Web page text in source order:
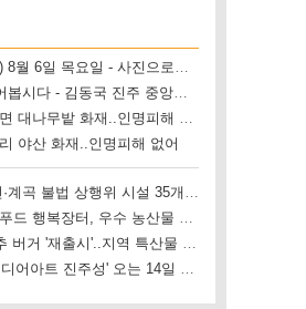
(인타임날씨) 8월 6일 목요일 - 사진으로보는 날씨
(R) 직접 들어봅시다 - 김동국 진주 중앙시장 상인회장
진주시 지수면 대나무밭 화재..인명피해 없어
야산 화재..인명피해 없어
하동군, 하천·계곡 불법 상행위 시설 35개소 철거
산청군 로컬푸드 행복장터, 우수 농산물 직거래 사업장 인증
(R) 진주 고추 버거 '재출시'..지역 특산물 홍보 기대
'국가유산 미디어아트 진주성' 오는 14일 개막